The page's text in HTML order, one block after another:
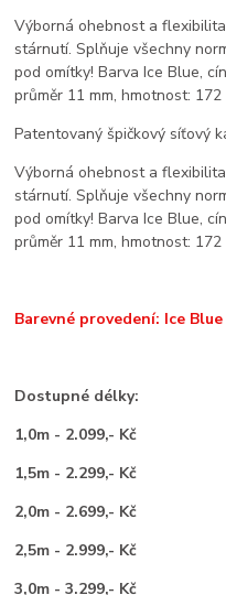
Výborná ohebnost a
stárnutí. Splňuje všechny
pod omítky! Barva Ice Blue,
průměr 11 mm, hmotnost:
Patentovaný špičkový síťový
Výborná ohebnost a
stárnutí. Splňuje všechny
pod omítky! Barva Ice Blue,
průměr 11 mm, hmotnost:
Barevné provedení: Ice Blue
Dostupné délky:
1,0m - 2.099,- Kč
1,5m - 2.299,- Kč
2,0m - 2.699,- Kč
2,5m - 2.999,- Kč
3,0m - 3.299,- Kč